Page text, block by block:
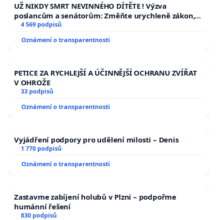
UŽ NIKDY SMRT NEVINNÉHO DÍTĚTE ! Výzva
poslancům a senátorům: Změňte urychleně zákon,
aby se tragédie malé Viktorky už nemohla opakovat!
4 569 podpisů
Oznámení o transparentnosti
PETICE ZA RYCHLEJŠÍ A ÚČINNĚJŠÍ OCHRANU ZVÍŘAT
V OHROŽE
33 podpisů
Oznámení o transparentnosti
Vyjádření podpory pro udělení milosti – Denis
1 770 podpisů
Oznámení o transparentnosti
Zastavme zabíjení holubů v Plzni – podpořme
humánní řešení
830 podpisů